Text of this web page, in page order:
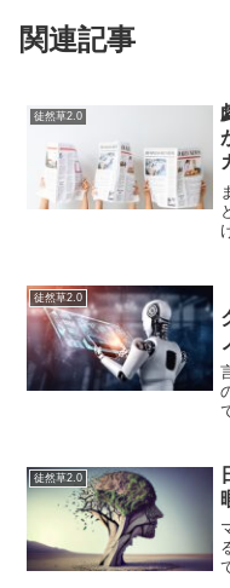
関連記事
徒然草2.0
徒然草2.0
徒然草2.0